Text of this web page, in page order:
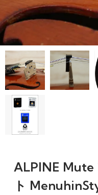
ALPINE Mute
ト